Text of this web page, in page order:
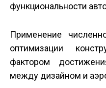
функциональности
Применение
оптимизации
фактором
между дизайном и